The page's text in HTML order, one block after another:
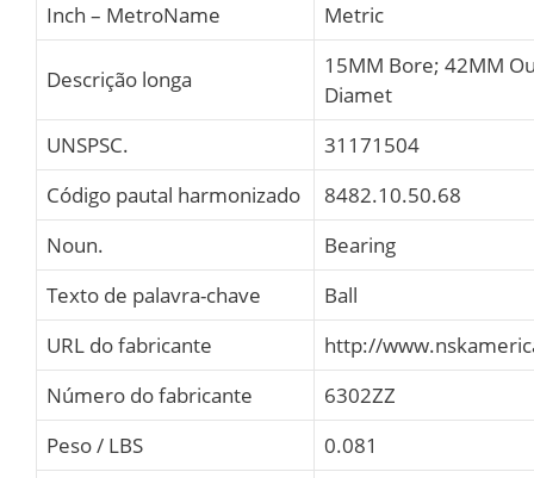
Inch – MetroName
Metric
Descrição longa
15MM Bore; 42MM
Diamet
UNSPSC.
31171504
Código pautal harmonizado
8482.10.50.68
Noun.
Bearing
Texto de palavra-chave
Ball
URL do fabricante
http://
Número do fabricante
6302ZZ
Peso / LBS
0.081